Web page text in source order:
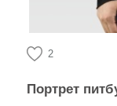
2
Портрет